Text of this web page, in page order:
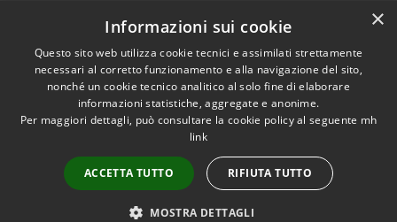
Accessibilità
Mappa del sito
Copyright © 2026 • Comune di
Salemi • Powered by
redazione
×
Informazioni sui cookie
Questo sito web utilizza cookie tecnici e assimilati strettamente
necessari al corretto funzionamento e alla navigazione del sito,
nonché un cookie tecnico analitico al solo fine di elaborare
informazioni statistiche, aggregate e anonime.
Per maggiori dettagli, può consultare la cookie policy al seguente mh
link
ACCETTA TUTTO RIFIUTA TUTTO
MOSTRA DETTAGLI